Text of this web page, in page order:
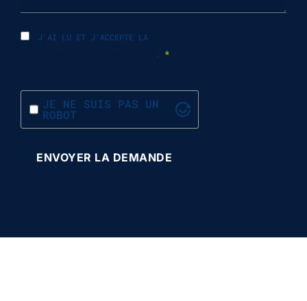
J'AI LU ET J'ACCEPTE LA
. *
JE NE SUIS PAS UN
ROBOT